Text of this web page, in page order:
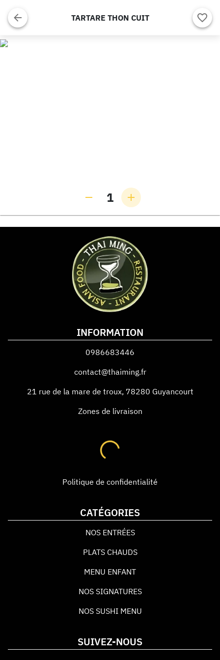
TARTARE THON CUIT
1
INFORMATION
0986683446
contact@thaiming.fr
21 rue de la mare de troux, 78280 Guyancourt
Zones de livraison
Politique de confidentialité
CATÉGORIES
NOS ENTRÉES
PLATS CHAUDS
MENU ENFANT
NOS SIGNATURES
NOS SUSHI MENU
SUIVEZ-NOUS